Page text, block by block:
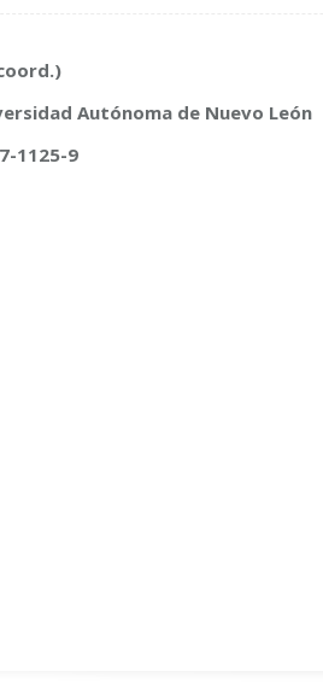
Autónoma de Nuevo León
1125-9